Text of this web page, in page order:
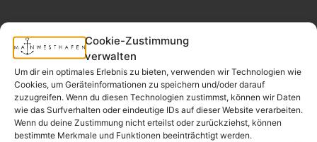
Cookie-Zustimmung
verwalten
Um dir ein optimales Erlebnis zu bieten, verwenden wir Technologien wie
Cookies, um Geräteinformationen zu speichern und/oder darauf
zuzugreifen. Wenn du diesen Technologien zustimmst, können wir Daten
wie das Surfverhalten oder eindeutige IDs auf dieser Website verarbeiten.
Wenn du deine Zustimmung nicht erteilst oder zurückziehst, können
bestimmte Merkmale und Funktionen beeinträchtigt werden.
MAINWESTHAFEN
IMMOBILIEN
Ihr Immobilienpartner
aus der
Nachbarschaft.
– seit 2017.
Widerrufsrecht